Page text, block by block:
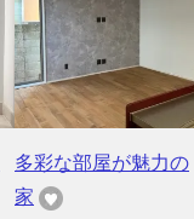
多彩な部屋が魅力の
家